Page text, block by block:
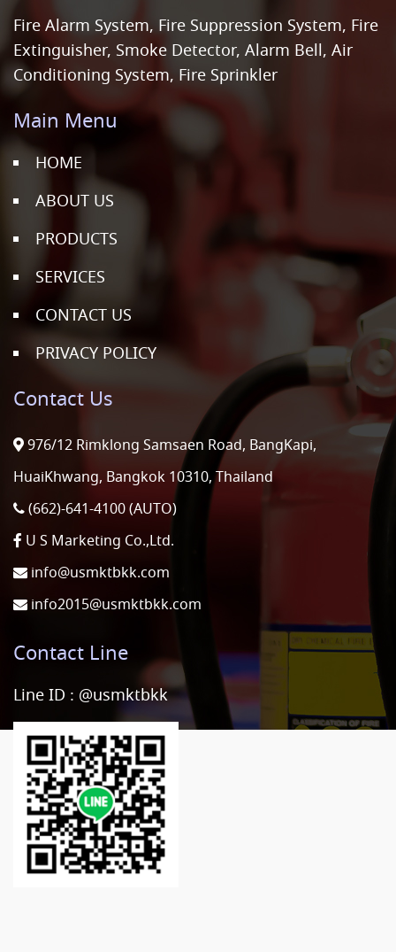
Fire Alarm System, Fire Suppression System, Fire
Extinguisher, Smoke Detector, Alarm Bell, Air
Conditioning System, Fire Sprinkler
Main Menu
HOME
ABOUT US
PRODUCTS
SERVICES
CONTACT US
PRIVACY POLICY
Contact Us
976/12 Rimklong Samsaen Road, BangKapi,
HuaiKhwang, Bangkok 10310, Thailand
(662)-641-4100 (AUTO)
U S Marketing Co.,Ltd.
info@usmktbkk.com
info2015@usmktbkk.com
Contact Line
Line ID : @usmktbkk